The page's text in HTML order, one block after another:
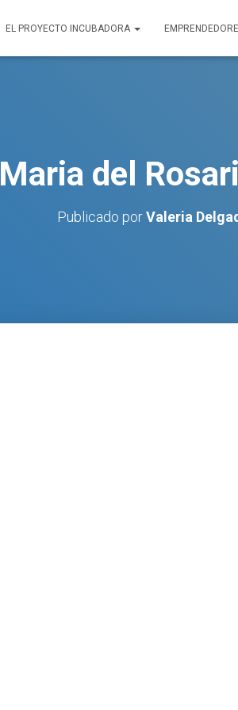
EL PROYECTO INCUBADORA
Maria del
Publicado porValeria